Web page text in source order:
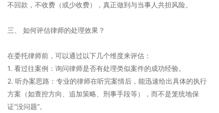
不回款，不收费（或少收费），真正做到与当事人共担风险。
三、 如何评估律师的处理效果？
在委托律师前，可以通过以下几个维度来评估：
1. 看过往案例：询问律师是否有处理类似案件的成功经验。
2. 听办案思路：专业的律师在听完案情后，能迅速给出具体的执行
方案（如查控方向、追加策略、刑事手段等），而不是笼统地保
证“没问题”。